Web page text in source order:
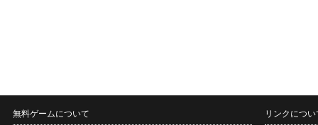
無料ゲームについて リンクについ